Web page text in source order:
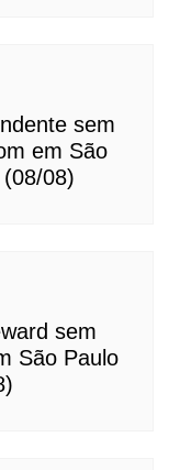
sem
em São
08)
sem
São Paulo